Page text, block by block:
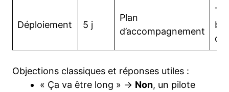
Déploiement 5 j
Plan
d’accompagnement
Objections classiques et réponses utiles :
« Ça va être long » → Non, un pilote